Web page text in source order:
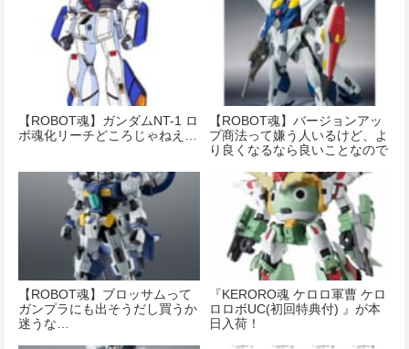
【ROBOT魂】ガンダムNT-1 ロ
ボ魂化リーチどころじゃねえ…
【ROBOT魂】バージョンアッ
プ商法って嫌う人いるけど、よ
り良くなるなら良いことなので
【ROBOT魂】ブロッサムって
ガンプラにも出そうだし買うか
迷うな…
『KERORO魂 ケロロ軍曹 ケロ
ロロボUC(初回特典付) 』が本
日入荷！